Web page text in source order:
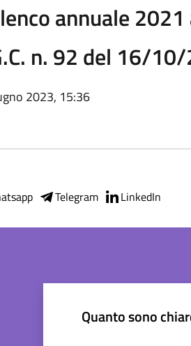
annuale
n. 92 del 16/
2023, 15:36
Telegram LinkedIn
Quanto sono